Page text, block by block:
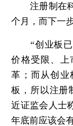
注册制在科
个月，而下一
“创业板已
价格受限、上
革；而从创业
板，所以注册
近证监会人士
年底前应该会